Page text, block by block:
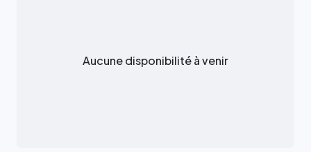
Aucune disponibilité à venir